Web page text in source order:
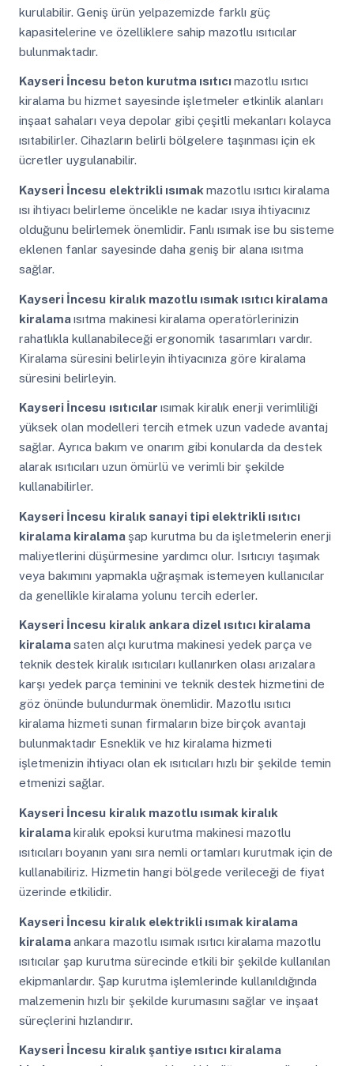
kurulabilir. Geniş ürün yelpazemizde farklı güç
kapasitelerine ve özelliklere sahip mazotlu ısıtıcılar
bulunmaktadır.
Kayseri İncesu beton kurutma ısıtıcımazotlu ısıtıcı
kiralama bu hizmet sayesinde işletmeler etkinlik alanları
inşaat sahaları veya depolar gibi çeşitli mekanları kolayca
ısıtabilirler. Cihazların belirli bölgelere taşınması için ek
ücretler uygulanabilir.
Kayseri İncesu elektrikli ısımak mazotlu ısıtıcı kiralama
ısı ihtiyacı belirleme öncelikle ne kadar ısıya ihtiyacınız
olduğunu belirlemek önemlidir. Fanlı ısımak ise bu sisteme
eklenen fanlar sayesinde daha geniş bir alana ısıtma
sağlar.
Kayseri İncesu kiralık mazotlu ısımak ısıtıcı kiralama
kiralamaısıtma makinesi kiralama operatörlerinizin
rahatlıkla kullanabileceği ergonomik tasarımları vardır.
Kiralama süresini belirleyin ihtiyacınıza göre kiralama
süresini belirleyin.
Kayseri İncesu ısıtıcılar ısımak kiralık enerji verimliliği
yüksek olan modelleri tercih etmek uzun vadede avantaj
sağlar. Ayrıca bakım ve onarım gibi konularda da destek
alarak ısıtıcıları uzun ömürlü ve verimli bir şekilde
kullanabilirler.
Kayseri İncesu kiralık sanayi tipi elektrikli ısıtıcı
kiralama kiralama şap kurutma bu da işletmelerin enerji
maliyetlerini düşürmesine yardımcı olur. Isıtıcıyı taşımak
veya bakımını yapmakla uğraşmak istemeyen kullanıcılar
da genellikle kiralama yolunu tercih ederler.
Kayseri İncesu kiralık ankara dizel ısıtıcı kiralama
kiralamasaten alçı kurutma makinesi yedek parça ve
teknik destek kiralık ısıtıcıları kullanırken olası arızalara
karşı yedek parça teminini ve teknik destek hizmetini de
göz önünde bulundurmak önemlidir. Mazotlu ısıtıcı
kiralama hizmeti sunan firmaların bize birçok avantajı
bulunmaktadır Esneklik ve hız kiralama hizmeti
işletmenizin ihtiyacı olan ek ısıtıcıları hızlı bir şekilde temin
etmenizi sağlar.
Kayseri İncesu kiralık mazotlu ısımak kiralık
kiralamakiralık epoksi kurutma makinesi mazotlu
ısıtıcıları boyanın yanı sıra nemli ortamları kurutmak için de
kullanabiliriz. Hizmetin hangi bölgede verileceği de fiyat
üzerinde etkilidir.
Kayseri İncesu kiralık elektrikli ısımak kiralama
kiralamaankara mazotlu ısımak ısıtıcı kiralama mazotlu
ısıtıcılar şap kurutma sürecinde etkili bir şekilde kullanılan
ekipmanlardır. Şap kurutma işlemlerinde kullanıldığında
malzemenin hızlı bir şekilde kurumasını sağlar ve inşaat
süreçlerini hızlandırır.
Kayseri İncesu kiralık şantiye ısıtıcı kiralama